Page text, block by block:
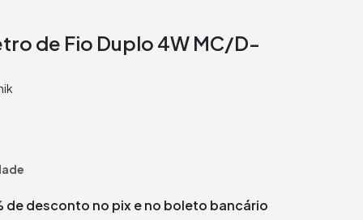
de Fio Duplo 4W MC/D-
de desconto no pix e no boleto bancário